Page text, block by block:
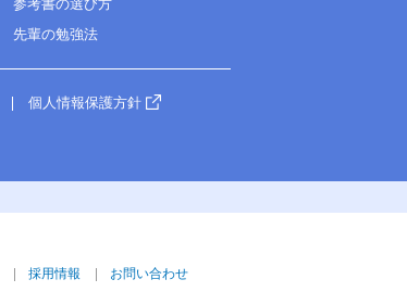
参考書の選び方
先輩の勉強法
個人情報保護方針
採用情報 お問い合わせ